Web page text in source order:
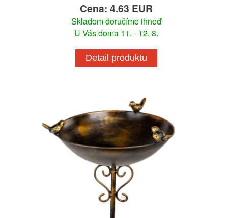
Cena: 4.63 EUR
Skladom doručíme ihneď
U Vás doma 11. - 12. 8.
Detail produktu